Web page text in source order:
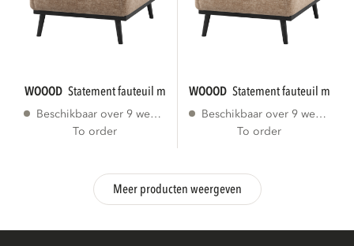
WOOOD statement fauteuil met arm chenille...
Beschikbaar over 9 weken
To order
WOOOD statement fauteuil met
Beschikbaar over 9 weken
To order
Meer producten weergeven